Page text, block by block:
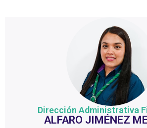
Dirección Administrativa
ALFARO JIMÉNEZ